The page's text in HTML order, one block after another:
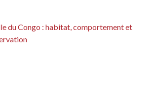
du Congo : habitat, comportement et